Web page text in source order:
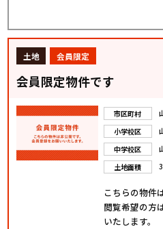
土地 会員限定
会員限定物件です
市区町村
小学校区
中学校区
土地面積
こちらの物件
閲覧希望の方
いたします。